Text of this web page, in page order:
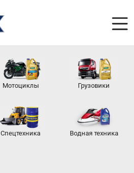
Мотоциклы Грузовики
Спецтехника Водная техника